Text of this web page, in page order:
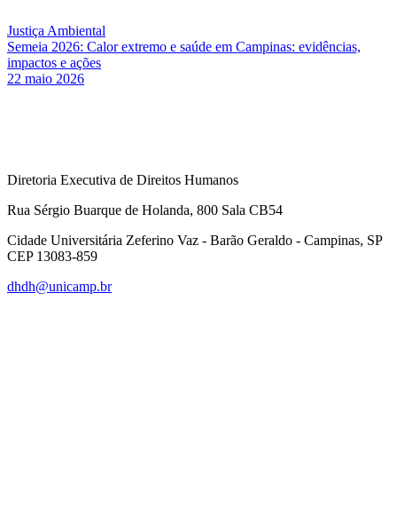
Justiça Ambiental
Semeia 2026: Calor extremo e saúde em Campinas: evidências,
impactos e ações
22 maio 2026
Diretoria Executiva de Direitos Humanos
Rua Sérgio Buarque de Holanda, 800 Sala CB54
Cidade Universitária Zeferino Vaz - Barão Geraldo - Campinas, SP
CEP 13083-859
dhdh@unicamp.br